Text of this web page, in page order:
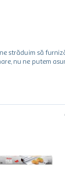
străduim să
nu ne putem